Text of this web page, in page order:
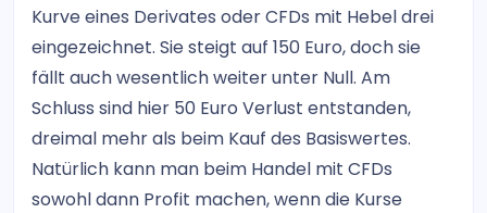
Kurve eines Derivates oder CFDs mit Hebel drei
eingezeichnet. Sie steigt auf 150 Euro, doch sie
fällt auch wesentlich weiter unter Null. Am
Schluss sind hier 50 Euro Verlust entstanden,
dreimal mehr als beim Kauf des Basiswertes.
Natürlich kann man beim Handel mit CFDs
sowohl dann Profit machen, wenn die Kurse